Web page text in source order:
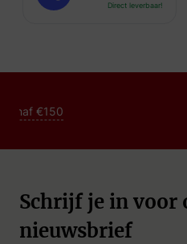
Direct leverbaar!
Schrijf je in voor
nieuwsbrief